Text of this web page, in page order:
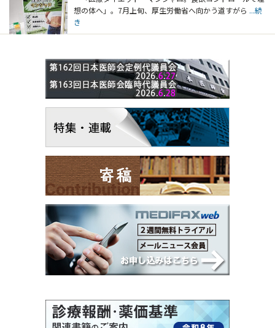
想の体へ」。7月上旬、厚生労働省へ向かう道すがら ...続
き